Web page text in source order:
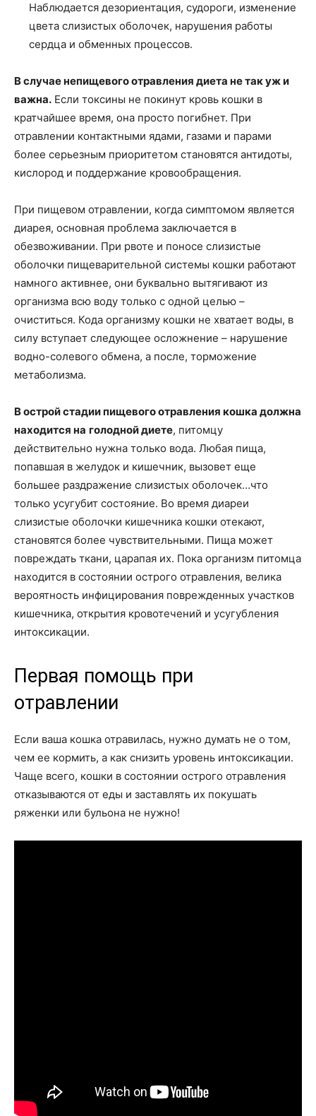
Наблюдается дезориентация, судороги, изменение
цвета слизистых оболочек, нарушения работы
сердца и обменных процессов.
В случае непищевого отравления диета не так уж и
важна. Если токсины не покинут кровь кошки в
кратчайшее время, она просто погибнет. При
отравлении контактными ядами, газами и парами
более серьезным приоритетом становятся антидоты,
кислород и поддержание кровообращения.
При пищевом отравлении, когда симптомом является
диарея, основная проблема заключается в
обезвоживании. При рвоте и поносе слизистые
оболочки пищеварительной системы кошки работают
намного активнее, они буквально вытягивают из
организма всю воду только с одной целью –
очиститься. Кода организму кошки не хватает воды, в
силу вступает следующее осложнение – нарушение
водно-солевого обмена, а после, торможение
метаболизма.
В острой стадии пищевого отравления кошка должна
находится на голодной диете, питомцу
действительно нужна только вода. Любая пища,
попавшая в желудок и кишечник, вызовет еще
большее раздражение слизистых оболочек…что
только усугубит состояние. Во время диареи
слизистые оболочки кишечника кошки отекают,
становятся более чувствительными. Пища может
повреждать ткани, царапая их. Пока организм питомца
находится в состоянии острого отравления, велика
вероятность инфицирования поврежденных участков
кишечника, открытия кровотечений и усугубления
интоксикации.
Первая помощь при
отравлении
Если ваша кошка отравилась, нужно думать не о том,
чем ее кормить, а как снизить уровень интоксикации.
Чаще всего, кошки в состоянии острого отравления
отказываются от еды и заставлять их покушать
ряженки или бульона не нужно!